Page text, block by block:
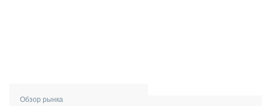
Обзор рынка